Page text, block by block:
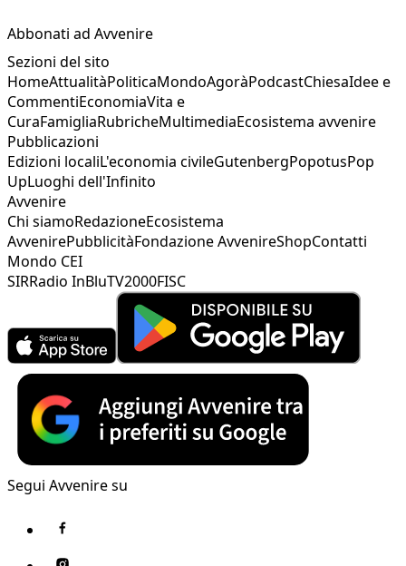
Abbonati ad Avvenire
Sezioni del sito
HomeAttualitàPoliticaMondoAgoràPodcastChiesaIdee e
CommentiEconomiaVita e
CuraFamigliaRubricheMultimediaEcosistema avvenire
Pubblicazioni
Edizioni localiL'economia civileGutenbergPopotusPop
UpLuoghi dell'Infinito
Avvenire
Chi siamoRedazioneEcosistema
AvvenirePubblicitàFondazione AvvenireShopContatti
Mondo CEI
SIRRadio InBluTV2000FISC
Segui Avvenire su